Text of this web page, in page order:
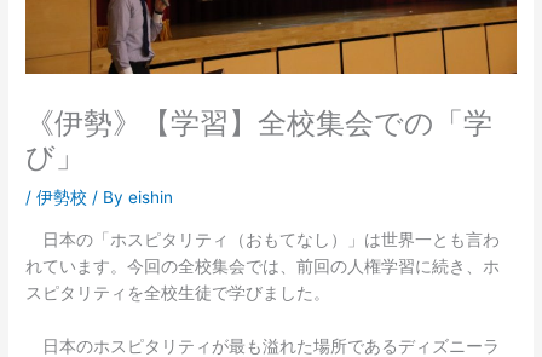
《伊勢》【学習】全校集会での「学
び」
/伊勢校 / Byeishin
日本の「ホスピタリティ（おもてなし）」は世界一とも言わ
れています。今回の全校集会では、前回の人権学習に続き、ホ
スピタリティを全校生徒で学びました。
日本のホスピタリティが最も溢れた場所であるディズニーラ